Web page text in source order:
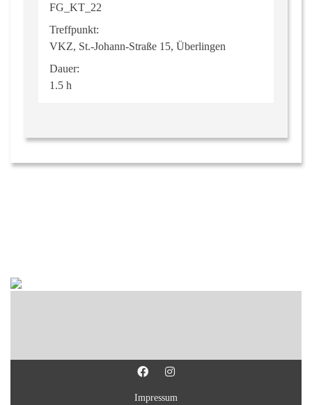
FG_KT_22
Treffpunkt:
VKZ, St.-Johann-Straße 15, Überlingen
Dauer:
1.5 h
Impressum